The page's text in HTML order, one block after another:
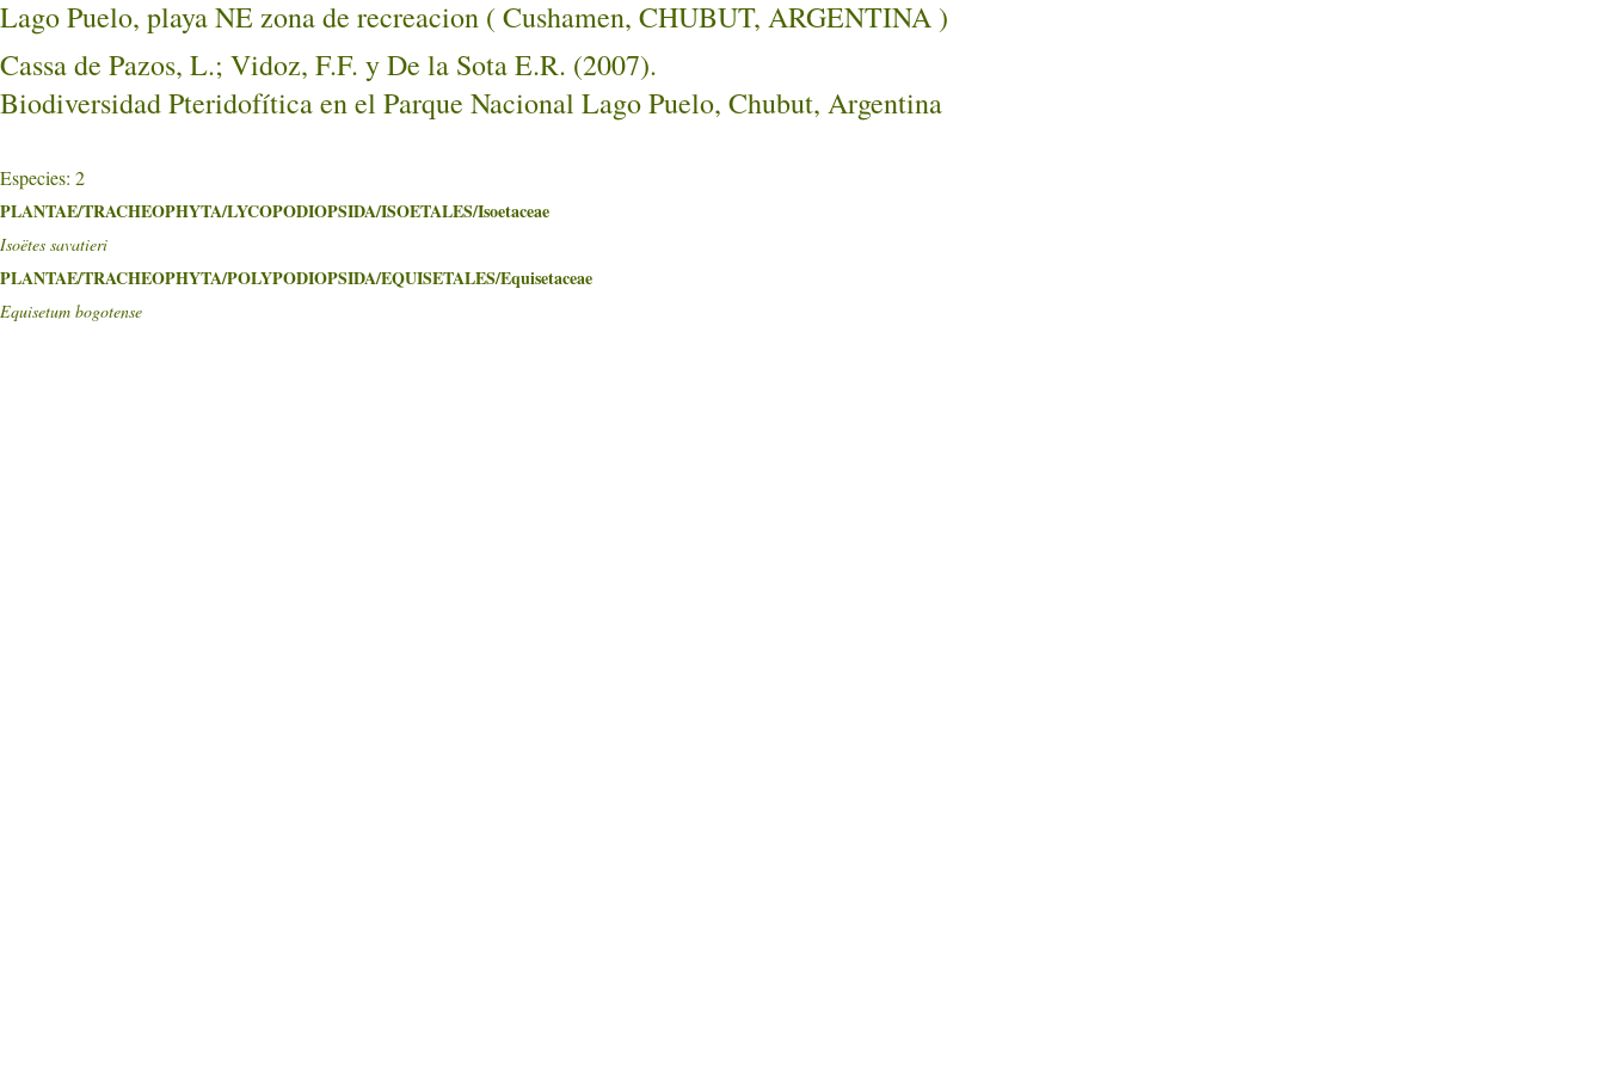
Lago Puelo, playa NE zona de recreacion ( Cushamen, CHUBUT, ARGENTINA )
Cassa de Pazos, L.; Vidoz, F.F. y De la Sota E.R. (2007).
Biodiversidad Pteridofítica en el Parque Nacional Lago Puelo, Chubut, Argentina
Especies: 2
PLANTAE/TRACHEOPHYTA/LYCOPODIOPSIDA/ISOETALES/Isoetaceae
Isoëtes savatieri
PLANTAE/TRACHEOPHYTA/POLYPODIOPSIDA/EQUISETALES/Equisetaceae
Equisetum bogotense